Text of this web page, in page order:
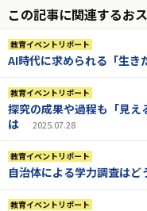
この記事に関連するお
教育イベントリポート
AI時代に求められる「生き
教育イベントリポート
探究の成果や過程も「見え
は
2025.07.28
教育イベントリポート
自治体による学力調査はど
教育イベントリポート